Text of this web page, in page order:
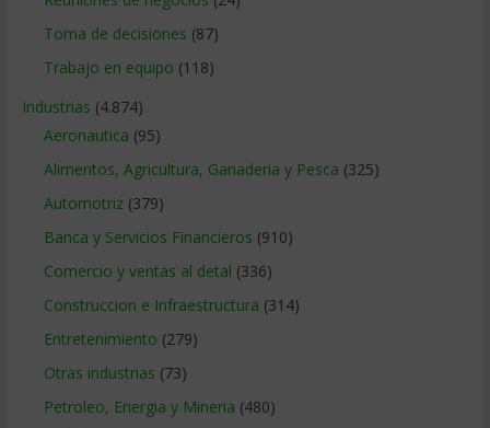
Toma de decisiones (87)
Trabajo en equipo (118)
Industrias (4.874)
Aeronautica (95)
Alimentos, Agricultura, Ganaderia y Pesca (325)
Automotriz(379)
Banca y Servicios Financieros (910)
Comercio y ventas al detal (336)
Construccion e Infraestructura (314)
Entretenimiento (279)
Otras industrias (73)
Petroleo, Energia y Mineria (480)